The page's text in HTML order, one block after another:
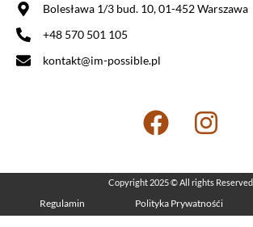
Bolesława 1/3 bud. 10, 01-452 Warszawa
+48 570 501 105
kontakt@im-possible.pl
Copyright 2025 © All rights Reserved.
Regulamin Polityka Prywatnośći